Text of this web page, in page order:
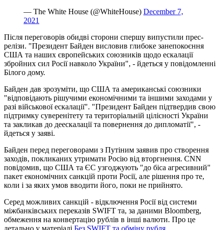
— The White House (@WhiteHouse) December 7,
2021
Після переговорів обидві сторони спершу випустили прес-
релізи. "Президент Байден висловив глибоке занепокоєння
США та наших європейських союзників щодо ескалації
збройних сил Росії навколо України", - йдеться у повідомленні
Білого дому.
Байден дав зрозуміти, що США та американські союзники
"відповідають рішучими економічними та іншими заходами у
разі військової ескалації". "Президент Байден підтвердив свою
підтримку суверенітету та територіальній цілісності України
та закликав до деескалації та повернення до дипломатії", -
йдеться у заяві.
Байден перед переговорами з Путіним заявив про створення
заходів, покликаних утримати Росію від вторгнення. CNN
повідомив, що США та ЄС узгоджують "до біса агресивний"
пакет економічних санкцій проти Росії, але рішення про те,
коли і за яких умов вводити його, поки не прийнято.
Серед можливих санкцій - відключення Росії від системи
міжбанківських переказів SWIFT та, за даними Bloomberg,
обмеження на конвертацію рублів в інші валюти. Про це